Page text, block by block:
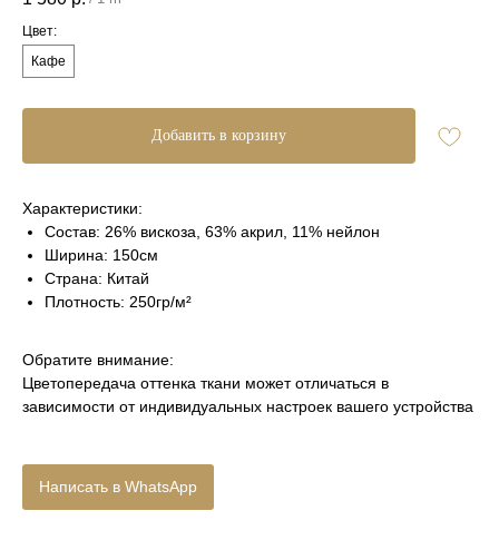
Цвет:
Кафе
Добавить в корзину
Характеристики:
Состав: 26% вискоза, 63% акрил, 11% нейлон
Ширина: 150см
Страна: Китай
Плотность: 250гр/м²
Обратите внимание:
Цветопередача оттенка ткани может отличаться в
зависимости от индивидуальных настроек вашего устройства
Написать в WhatsApp